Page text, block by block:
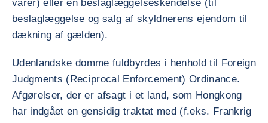
varer) eller en beslaglæggelseskendelse (til
beslaglæggelse og salg af skyldnerens ejendom til
dækning af gælden).
Udenlandske domme fuldbyrdes i henhold til Foreign
Judgments (Reciprocal Enforcement) Ordinance.
Afgørelser, der er afsagt i et land, som Hongkong
har indgået en gensidig traktat med (f.eks. Frankrig